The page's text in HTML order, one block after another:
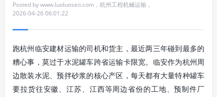
Posted bywww.luoluoseo.com ， 杭州工程机械运输 ，
2026-04-26 06:01:22
跑杭州临安建材运输的司机和货主，最近两三年碰到最多的
糟心事，莫过于水泥罐车跨省运输卡限宽。临安作为杭州周
边散装水泥、预拌砂浆的核心产区，每天都有大量特种罐车
要拉货往安徽、江苏、江西等周边省份的工地、预制件厂